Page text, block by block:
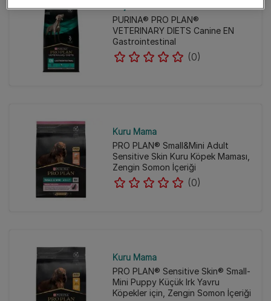
Yaş Mama
PURINA® PRO PLAN®
VETERINARY DIETS Canine EN
Gastrointestinal
(0)
Kuru Mama
PRO PLAN® Small&Mini Adult
Sensitive Skin Kuru Köpek Maması,
Zengin Somon İçeriği
(0)
Kuru Mama
PRO PLAN® Sensitive Skin® Small-
Mini Puppy Küçük Irk Yavru
Köpekler için, Zengin Somon İçeriği